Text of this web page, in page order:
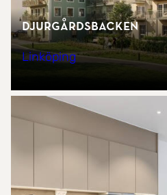
Djurgårdsbacken
Linköping